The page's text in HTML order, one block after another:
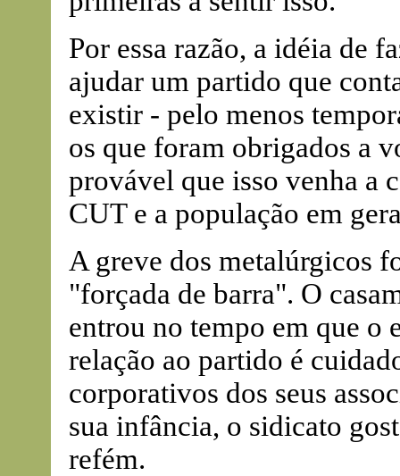
Por essa razão, a idéia de
ajudar um partido que
existir - pelo menos
os que foram obrigados a
provável que isso venha a
CUT e a população em
A greve dos metalúrgicos
"forçada de barra". O
entrou no tempo em que o
relação ao partido é
corporativos dos seus
sua infância, o sidicato
refém.